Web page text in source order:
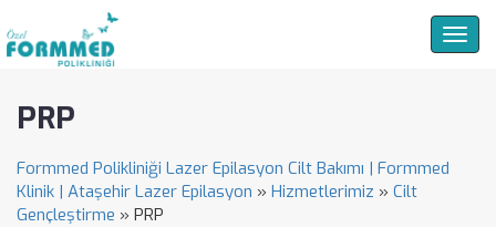
PRP
Formmed Polikliniği Lazer Epilasyon Cilt Bakımı | Formmed
Klinik | Ataşehir Lazer Epilasyon » Hizmetlerimiz » Cilt
Gençleştirme » PRP